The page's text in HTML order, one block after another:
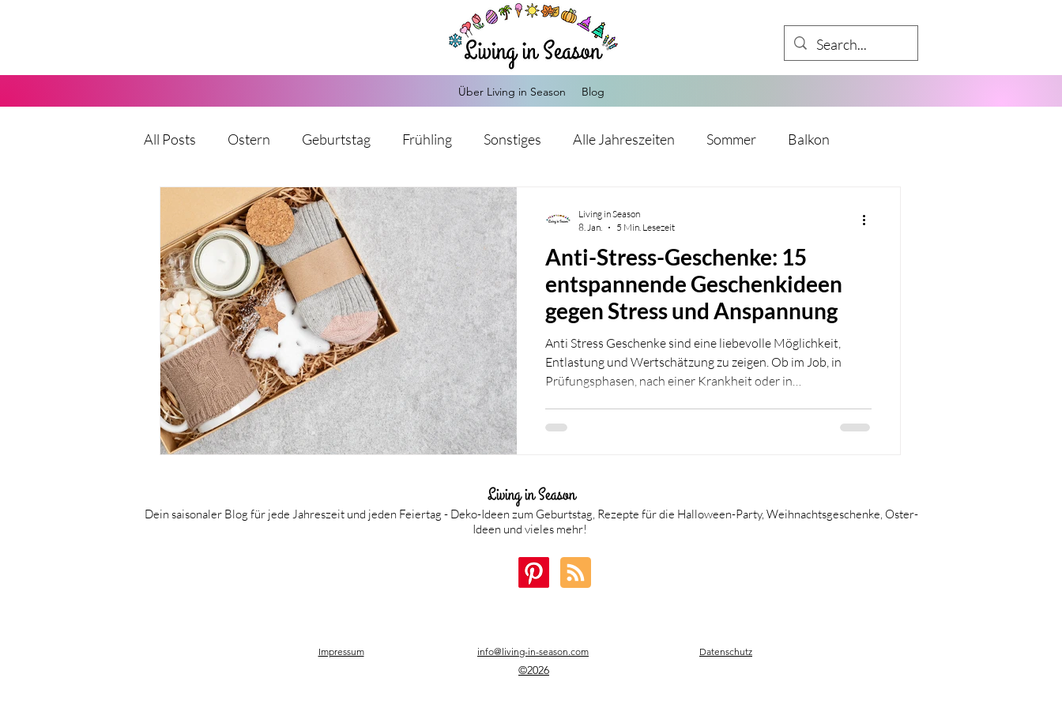
Über Living in Season Blog
All Posts Ostern Geburtstag Frühling Sonstiges Alle Jahreszeiten Sommer Balkon
Halloween Herbst Weihnachten
Vatertag Muttertag Kommunion Hochzeit Sankt Martin Adventskalender Mädelsabend
Party Kita Hochzeits-Mitgebsel Hochzeit Einschulung Mitarbeiter
Taufe Wichteln
Anti-Stress-Geschenke: 15
entspannende Geschenkideen
gegen Stress und Anspannung
Anti Stress Geschenke sind eine liebevolle Möglichkeit,
Entlastung und Wertschätzung zu zeigen. Ob im Job, in
Prüfungsphasen, nach einer Krankheit oder in
Beitrag vielfältige Ideen, die Entspannung, Achtsamkeit und
Wohlbefinden
Living in Season
8. Jan.
5 Min. Lesezeit
Living in Season
Dein saisonaler Blog für jede Jahreszeit und jeden Feiertag - Deko-Ideen zum Geburtstag, Rezepte für die Halloween-Party, Weihnachtsgeschenke, Oster-
Ideen und vieles mehr!
Impressum info@living-in-season.com Datenschutz
©2026